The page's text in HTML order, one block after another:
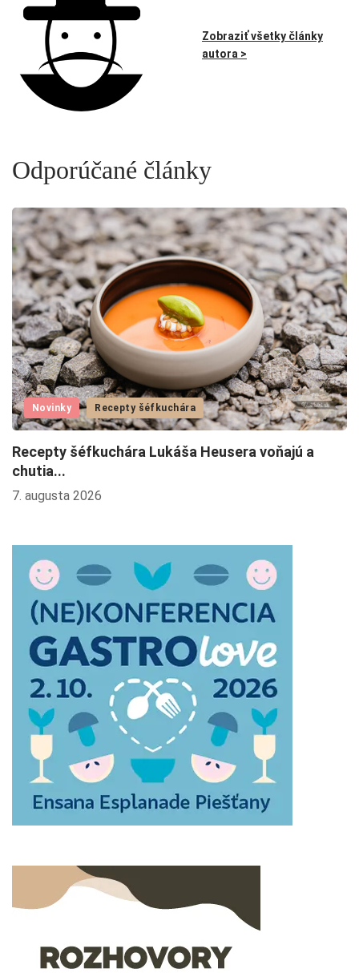
Zobraziť všetky články
autora >
Odporúčané články
Novinky Recepty šéfkuchára
Recepty šéfkuchára Lukáša Heusera voňajú a
chutia...
7. augusta 2026